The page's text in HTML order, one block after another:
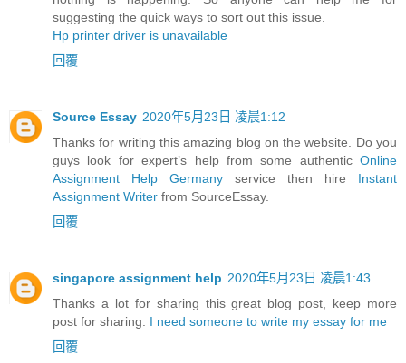
suggesting the quick ways to sort out this issue.
Hp printer driver is unavailable
回覆
Source Essay 2020年5月23日 凌晨1:12
Thanks for writing this amazing blog on the website. Do you
guys look for expert’s help from some authentic Online
Assignment Help Germany service then hire Instant
Assignment Writer from SourceEssay.
回覆
singapore assignment help 2020年5月23日 凌晨1:43
Thanks a lot for sharing this great blog post, keep more
post for sharing. I need someone to write my essay for me
回覆